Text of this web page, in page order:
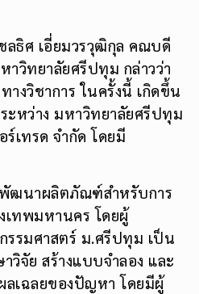
ลธิศ เอี่ยมวรวุฒิกุล คณบดี
าวิทยาลัยศรีปทุม กล่าวว่า
างวิชาการ ในครั้งนี้ เกิดขึ้น
ะหว่าง มหาวิทยาลัยศรีปทุม
เทรด จำกัด โดยมี
พัฒนาผลิตภัณฑ์สำหรับการ
เทพมหานคร โดยผู้
รรมศาสตร์ ม.ศรีปทุม เป็น
วิจัย สร้างแบบจำลอง และ
ลเฉลยของปัญหา โดยมีผู้